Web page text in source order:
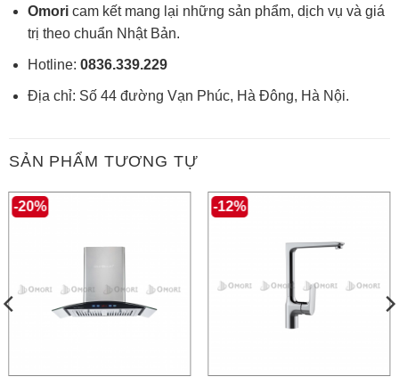
Omoricam kết mang lại những sản phẩm, dịch vụ và giá
trị theo chuẩn Nhật Bản.
Hotline: 0836.339.229
Địa chỉ: Số 44 đường Vạn Phúc, Hà Đông, Hà Nội.
SẢN PHẨM TƯƠNG TỰ
-20% -12%